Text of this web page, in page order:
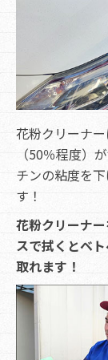
花粉クリーナ
（50％程度）
チンの粘度を
す！
花粉クリーナ
スで拭くとベ
取れます！